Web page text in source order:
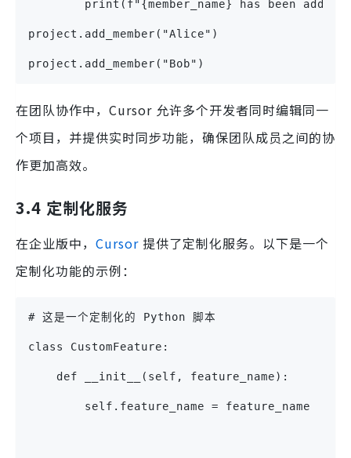
print(f"{member_name} has been added
project.add_member("Alice")
project.add_member("Bob")
在团队协作中，Cursor 允许多个开发者同时编辑同一
个项目，并提供实时同步功能，确保团队成员之间的协
作更加高效。
3.4 定制化服务
在企业版中， Cursor 提供了定制化服务。以下是一个
定制化功能的示例：
# 这是一个定制化的 Python 脚本
class CustomFeature:
    def __init__(self, feature_name):
        self.feature_name = feature_name